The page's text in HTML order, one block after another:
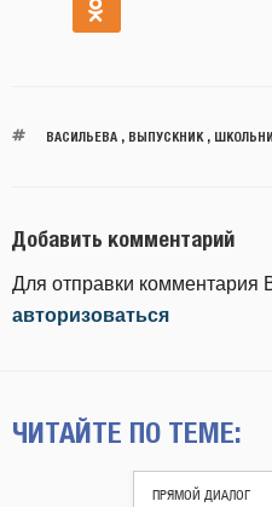
ВАСИЛЬЕВА, ВЫПУСКНИК,
Добавить комментарий
Для отправки комментария
авторизоваться
ЧИТАЙТЕ ПО ТЕМЕ:
ПРЯМОЙ ДИАЛОГ